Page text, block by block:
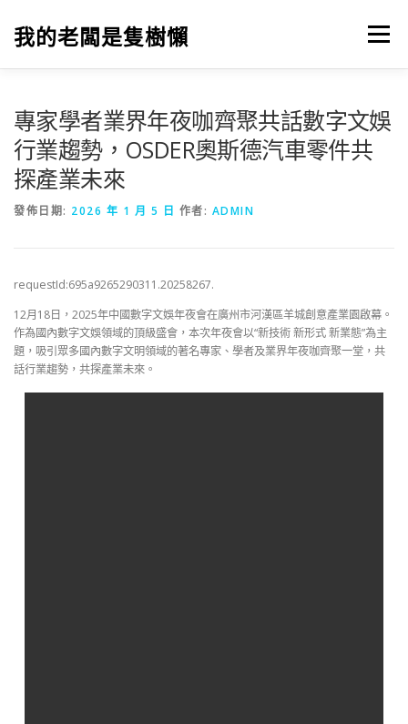
我的老闆是隻樹懶 選單
專家學者業界年夜咖齊聚共話數字文娛
行業趨勢，OSDER奧斯德汽車零件共
探產業未來
發佈日期: 2026 年 1 月 5 日 作者: ADMIN
requestId:695a9265290311.20258267.
12月18日，2025年中國數字文娛年夜會在廣州市河漢區羊城創意產業園啟幕。
作為國內數字文娛領域的頂級盛會，本次年夜會以“新技術 新形式 新業態”為主
題，吸引眾多國內數字文明領域的著名專家、學者及業界年夜咖齊聚一堂，共
話行業趨勢，共探產業未來。